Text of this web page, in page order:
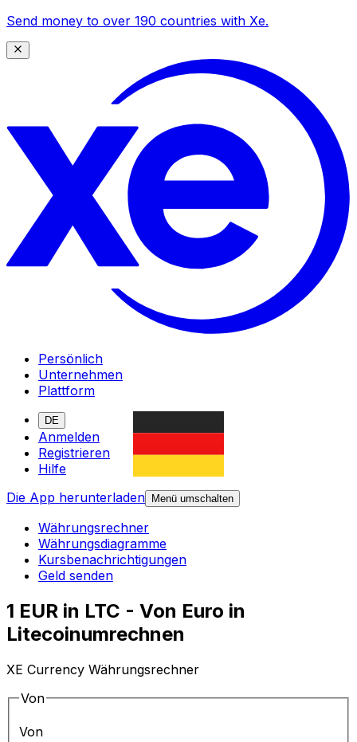
Send money to over 190 countries with Xe.
Persönlich
Unternehmen
Plattform
DE
Anmelden
Registrieren
Hilfe
Die App herunterladen
Menü umschalten
Währungsrechner
Währungsdiagramme
Kursbenachrichtigungen
Geld senden
1 EUR in LTC - Von Euro in
Litecoinumrechnen
XE Currency Währungsrechner
Von
Von